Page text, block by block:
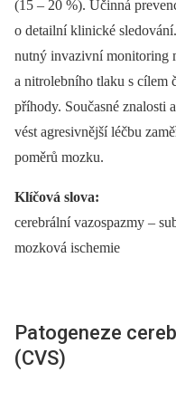
(15 –⁠ 20 %). Účinná
o detailní klinické
nutný invazivní monitoring
a nitrolebního tlaku s cílem
příhody. Současné znalosti
vést agresivnější léčbu
poměrů mozku.
Klíčová slova:
cerebrální vazospazmy –⁠
mozková ischemie
Patogeneze
(CVS)